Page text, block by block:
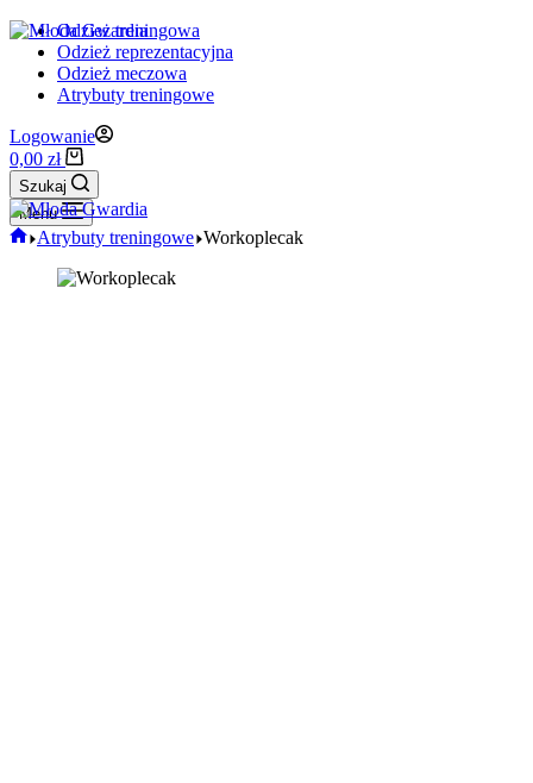
Odzież treningowa
Odzież reprezentacyjna
Odzież meczowa
Atrybuty treningowe
Logowanie
Koszyk
0,00 zł
Szukaj
Menu
Strona
Atrybuty treningowe Workoplecak